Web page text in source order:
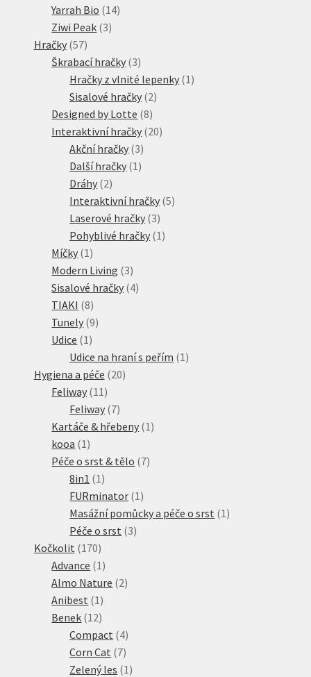
produkty
Yarrah Bio 1414
Ziwi Peak 33
Hračky 5757
produktů
Škrabací hračky 33
produkty
Hračky z vlnité lepenky 1 1
Sisalové hračky 22
Designed by Lotte 88
produktů
Interaktivní hračky 2020
Akční hračky 33
produkty
Další hračky 1 1
Dráhy 22
produkty
Interaktivní hračky 55
Laserové hračky 33
produkty
Pohyblivé hračky 1 1
Míčky 1 1
produkt
Modern Living 33
produkty
Sisalové hračky 44
TIAKI 88
produktů
Tunely 99
Udice 1 1
produkt
Udice na hraní s peřím 1 1
Hygiena a péče 2020
Feliway 11 11
produktů
Feliway 77
produktů
Kartáče & hřebeny 1 1
kooa 1 1
produkt
Péče o srst & tělo 77
8in1 1 1
produkt
FURminator 1 1
produkt
Masážní pomůcky a péče o srst 1 1
Péče o srst 33
Kočkolit 170170
produktů
Advance 1 1
produkt
Almo Nature 22
Anibest 1 1
produkt
Benek 1212
produktů
Compact 44
produkty
Corn Cat 77
produktů
Zelený les 1 1